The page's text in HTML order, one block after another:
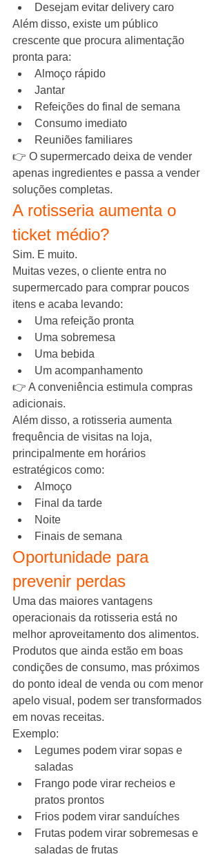
Desejam evitar delivery caro
Além disso, existe um público
crescente que procura alimentação
pronta para:
Almoço rápido
Jantar
Refeições do final de semana
Consumo imediato
Reuniões familiares
👉 O supermercado deixa de vender
apenas ingredientes e passa a vender
soluções completas.
A rotisseria aumenta o
ticket médio?
Sim. E muito.
Muitas vezes, o cliente entra no
supermercado para comprar poucos
itens e acaba levando:
Uma refeição pronta
Uma sobremesa
Uma bebida
Um acompanhamento
👉 A conveniência estimula compras
adicionais.
Além disso, a rotisseria aumenta
frequência de visitas na loja,
principalmente em horários
estratégicos como:
Almoço
Final da tarde
Noite
Finais de semana
Oportunidade para
prevenir perdas
Uma das maiores vantagens
operacionais da rotisseria está no
melhor aproveitamento dos alimentos.
Produtos que ainda estão em boas
condições de consumo, mas próximos
do ponto ideal de venda ou com menor
apelo visual, podem ser transformados
em novas receitas.
Exemplo:
Legumes podem virar sopas e
saladas
Frango pode virar recheios e
pratos prontos
Frios podem virar sanduíches
Frutas podem virar sobremesas e
saladas de frutas